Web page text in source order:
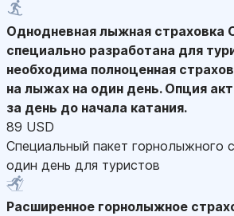
Однодневная лыжная страховка
специально разработана для
необходима полноценная
на лыжах на один день. Опция
за день до начала катания.
89 USD
Специальный пакет горнолыжного
один день для туристов
Расширенное горнолыжное